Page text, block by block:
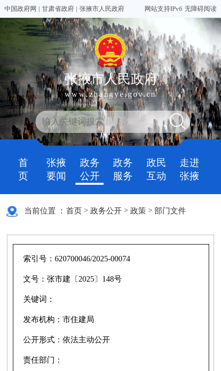
中国政府网 | 甘肃省政府 | 张掖市人民政府 网站支持IPv6 无障碍阅读
张掖市人民政府
www.zhangye.gov.cn
首
页
张掖
要闻
政务
公开
政务
服务
政民
互动
走进
张掖
当前位置 ： 首页 >政务公开 >政策 >部门文件
索引号：620700046/2025-00074
文号：张市建〔2025〕148号
关键词：
发布机构：市住建局
公开形式：依法主动公开
责任部门：